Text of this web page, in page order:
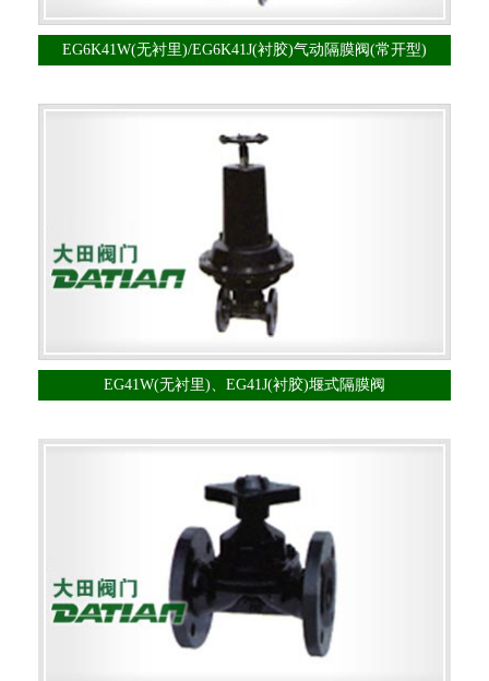
EG6K41W(无衬里)/EG6K41J(衬胶)气动隔膜阀(常开型)
EG41W(无衬里)、EG41J(衬胶)堰式隔膜阀